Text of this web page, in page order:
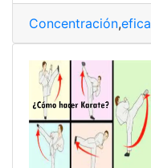
Concentración,eficaz